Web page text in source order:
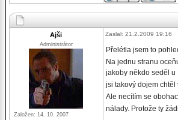
Ajši
Administrátor
Založen: 14. 10. 2007
Zaslal: 21.2.2009 19:16
Přelétla jsem to
Na jednu stranu
jakoby někdo seděl u
jsi takový dojem
Ale necítím se
nálady. Protože ty